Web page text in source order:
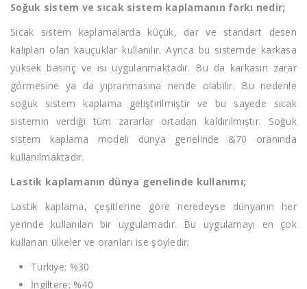
Soğuk sistem ve sıcak sistem kaplamanın farkı nedir;
Sıcak sistem kaplamalarda küçük, dar ve standart desen
kalıpları olan kauçuklar kullanılır. Ayrıca bu sistemde karkasa
yüksek basınç ve ısı uygulanmaktadır. Bu da karkasın zarar
görmesine ya da yıpranmasına nende olabilir. Bu nedenle
soğuk sistem kaplama geliştirilmiştir ve bu sayede sıcak
sistemin verdiği tüm zararlar ortadan kaldırılmıştır. Soğuk
sistem kaplama modeli dünya genelinde &70 oranında
kullanılmaktadır.
Lastik kaplamanın dünya genelinde kullanımı;
Lastik kaplama, çeşitlerine göre neredeyse dünyanın her
yerinde kullanılan bir uygulamadır. Bu uygulamayı en çok
kullanan ülkeler ve oranları ise şöyledir;
Türkiye; %30
İngiltere; %40